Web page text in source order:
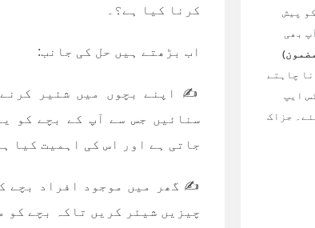
کرنا کیا ہے؟۔
اب بڑھتے ہیں حل کی جانب:
✍️ اپنے بچوں میں شئیر
سنائیں جس سے آپ کے بچے کو
جاتی ہے اور اس کی اہمیت کیا
✍️ گھر میں موجود افراد بچے
چیزیں شیئر کریں تاکہ بچے کو
کو پیش
بھی
چاہتے
ایپ
جزاک